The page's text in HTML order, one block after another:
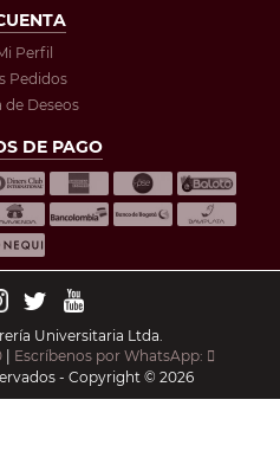
Perfil
Pedidos
de Deseos
DE PAGO
Universitaria Ltda.
| Escríbenos por WhatsApp:
- Copyright © 2026